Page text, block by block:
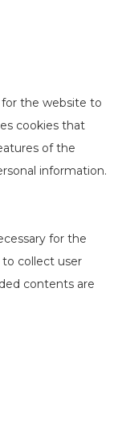
for the website to
cookies that
of the
information.
for the
collect user
contents are